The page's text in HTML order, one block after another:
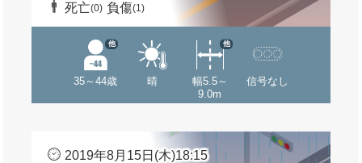
死亡(0) 負傷(1)
35～44歳
他
晴
幅5.5～
9.0m
他
信号なし
2019年8月15日(木)18:15